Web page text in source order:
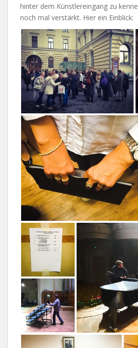
hinter dem Künstlereingang zu
noch mal verstärkt. Hier ein Einblick: